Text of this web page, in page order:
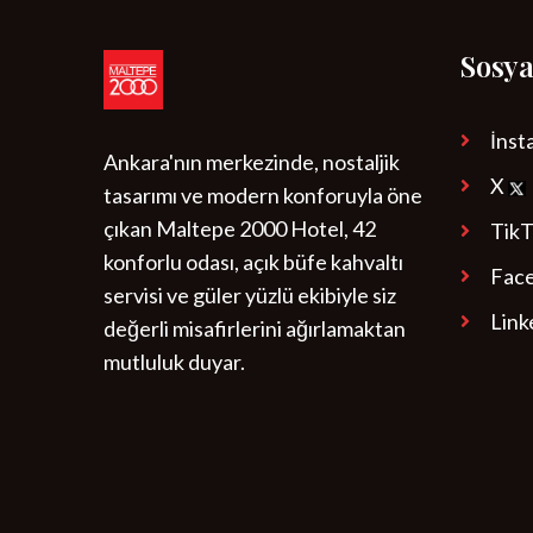
Ankara'nın merkezinde, nostaljik
tasarımı ve modern konforuyla öne
çıkan Maltepe 2000 Hotel, 42
konforlu odası, açık büfe kahvaltı
servisi ve güler yüzlü ekibiyle siz
değerli misafirlerini ağırlamaktan
mutluluk duyar.
X